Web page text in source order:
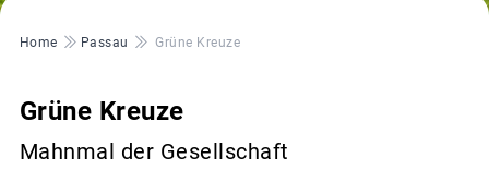
Pfadnavigation
Home Passau Grüne Kreuze
Grüne Kreuze
Mahnmal der Gesellschaft